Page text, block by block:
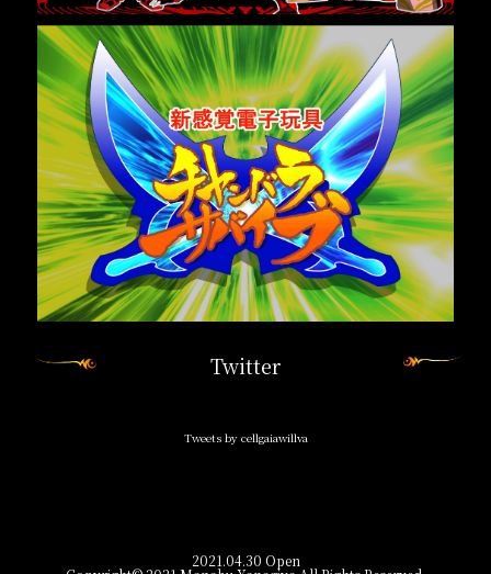
Twitter
Tweets by cellgaiawillva
2021.04.30 Open